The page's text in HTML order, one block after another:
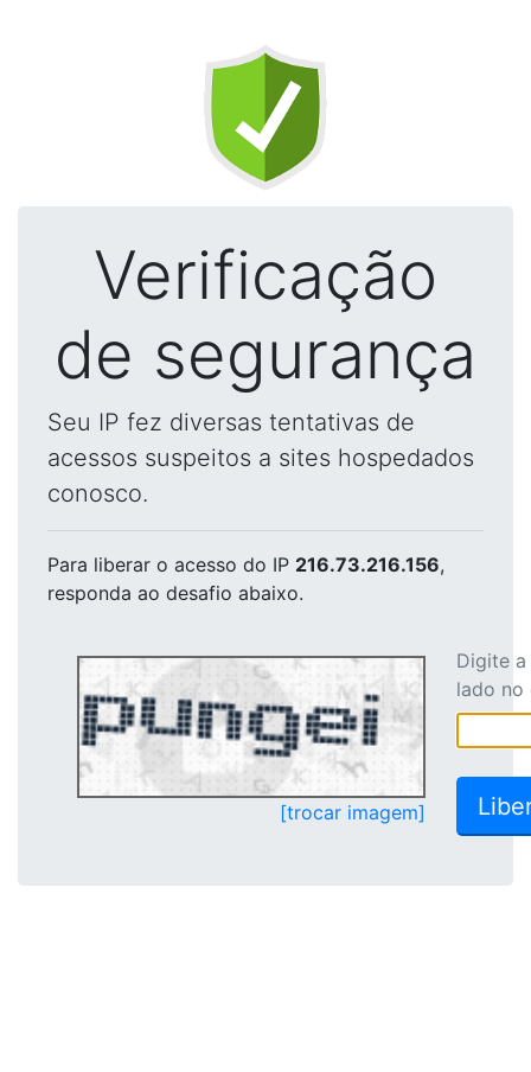
Verificação
de segurança
Seu IP fez diversas tentativas de
acessos suspeitos a sites hospedados
conosco.
Para liberar o acesso do IP 216.73.216.156,
responda ao desafio abaixo.
[trocar imagem]
Digite
lado no